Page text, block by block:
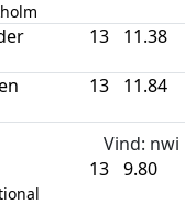
13 11.38
13 11.84
Vind: nwi
13 9.80